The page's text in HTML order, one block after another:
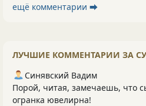
ещё комментарии ⮕
ЛУЧШИЕ КОММЕНТАРИИ ЗА
Синявский Вадим
Порой, читая, замечаешь, что
огранка ювелирна!